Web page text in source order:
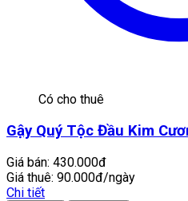
Có cho thuê
Gậy Quý Tộc Đầu Kim
Giá bán: 430.000đ
Giá thuê: 90.000đ/ngày
Chi tiết